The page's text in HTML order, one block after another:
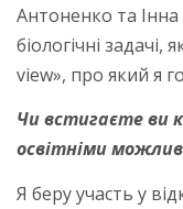
Антоненко та
біологічні
view», про який я
Чи встигаєте ви
освітніми
Я беру участь у